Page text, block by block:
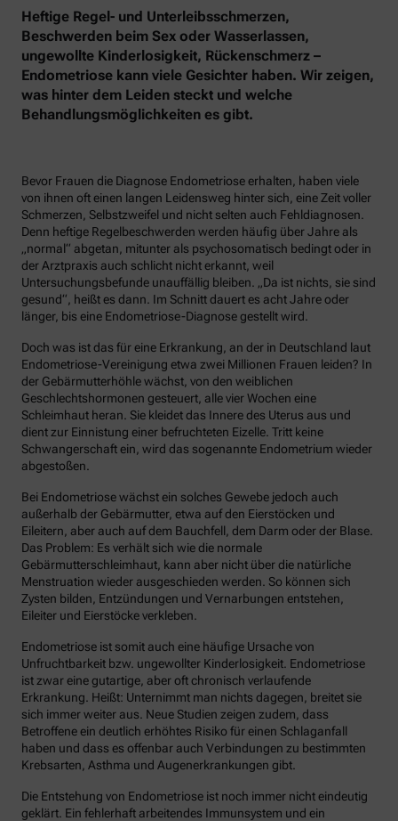
Heftige Regel- und Unterleibsschmerzen,
Beschwerden beim Sex oder Wasserlassen,
ungewollte Kinderlosigkeit, Rückenschmerz –
Endometriose kann viele Gesichter haben. Wir zeigen,
was hinter dem Leiden steckt und welche
Behandlungsmöglichkeiten es gibt.
Bevor Frauen die Diagnose Endometriose erhalten, haben viele
von ihnen oft einen langen Leidensweg hinter sich, eine Zeit voller
Schmerzen, Selbstzweifel und nicht selten auch Fehldiagnosen.
Denn heftige Regelbeschwerden werden häufig über Jahre als
„normal“ abgetan, mitunter als psychosomatisch bedingt oder in
der Arztpraxis auch schlicht nicht erkannt, weil
Untersuchungsbefunde unauffällig bleiben. „Da ist nichts, sie sind
gesund“, heißt es dann. Im Schnitt dauert es acht Jahre oder
länger, bis eine Endometriose-Diagnose gestellt wird.
Doch was ist das für eine Erkrankung, an der in Deutschland laut
Endometriose-Vereinigung etwa zwei Millionen Frauen leiden? In
der Gebärmutterhöhle wächst, von den weiblichen
Geschlechtshormonen gesteuert, alle vier Wochen eine
Schleimhaut heran. Sie kleidet das Innere des Uterus aus und
dient zur Einnistung einer befruchteten Eizelle. Tritt keine
Schwangerschaft ein, wird das sogenannte Endometrium wieder
abgestoßen.
Bei Endometriose wächst ein solches Gewebe jedoch auch
außerhalb der Gebärmutter, etwa auf den Eierstöcken und
Eileitern, aber auch auf dem Bauchfell, dem Darm oder der Blase.
Das Problem: Es verhält sich wie die normale
Gebärmutterschleimhaut, kann aber nicht über die natürliche
Menstruation wieder ausgeschieden werden. So können sich
Zysten bilden, Entzündungen und Vernarbungen entstehen,
Eileiter und Eierstöcke verkleben.
Endometriose ist somit auch eine häufige Ursache von
Unfruchtbarkeit bzw. ungewollter Kinderlosigkeit. Endometriose
ist zwar eine gutartige, aber oft chronisch verlaufende
Erkrankung. Heißt: Unternimmt man nichts dagegen, breitet sie
sich immer weiter aus. Neue Studien zeigen zudem, dass
Betroffene ein deutlich erhöhtes Risiko für einen Schlaganfall
haben und dass es offenbar auch Verbindungen zu bestimmten
Krebsarten, Asthma und Augenerkrankungen gibt.
Die Entstehung von Endometriose ist noch immer nicht eindeutig
geklärt. Ein fehlerhaft arbeitendes Immunsystem und ein